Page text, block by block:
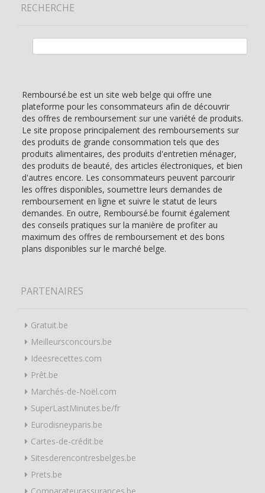
RECHERCHE
Remboursé.be est un site web belge qui offre une
plateforme pour les consommateurs afin de découvrir
des offres de remboursement sur une variété de produits.
Le site propose principalement des remboursements sur
des produits de grande consommation tels que des
produits alimentaires, des produits d'entretien ménager,
des produits de beauté, des articles électroniques, et bien
d'autres encore. Les consommateurs peuvent parcourir
les offres disponibles, soumettre leurs demandes de
remboursement en ligne et suivre le statut de leurs
demandes. En outre, Remboursé.be fournit également
des conseils pratiques sur la manière de profiter au
maximum des offres de remboursement et des bons
plans disponibles sur le marché belge.
PARTENAIRES
Gratuit.be
Meilleursconcours.be
Ideesrecettes.com
Prêt.be
Marchés-de-Noël.com
SuperLastMinutes.be/fr
Eurodisneyparis.be
Cartes-de-crédit.be
Sitesderencontresbelges.be
Prets.be
Comparateurassurances.be